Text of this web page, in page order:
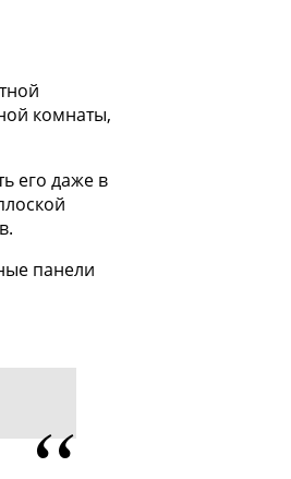
комнаты,
его даже в
панели